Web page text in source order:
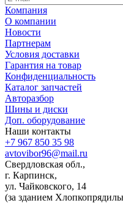
Компания
О компании
Новости
Партнерам
Условия доставки
Гарантия на товар
Конфиденциальность
Каталог запчастей
Авторазбор
Шины и диски
Доп. оборудование
Наши контакты
+7 967 850 35 98
avtovibor96@mail.ru
Свердловская обл.,
г. Карпинск,
ул. Чайковского, 14
(за зданием